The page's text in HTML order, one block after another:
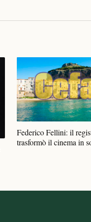
Federico Fellini: il
trasformò il cinema in